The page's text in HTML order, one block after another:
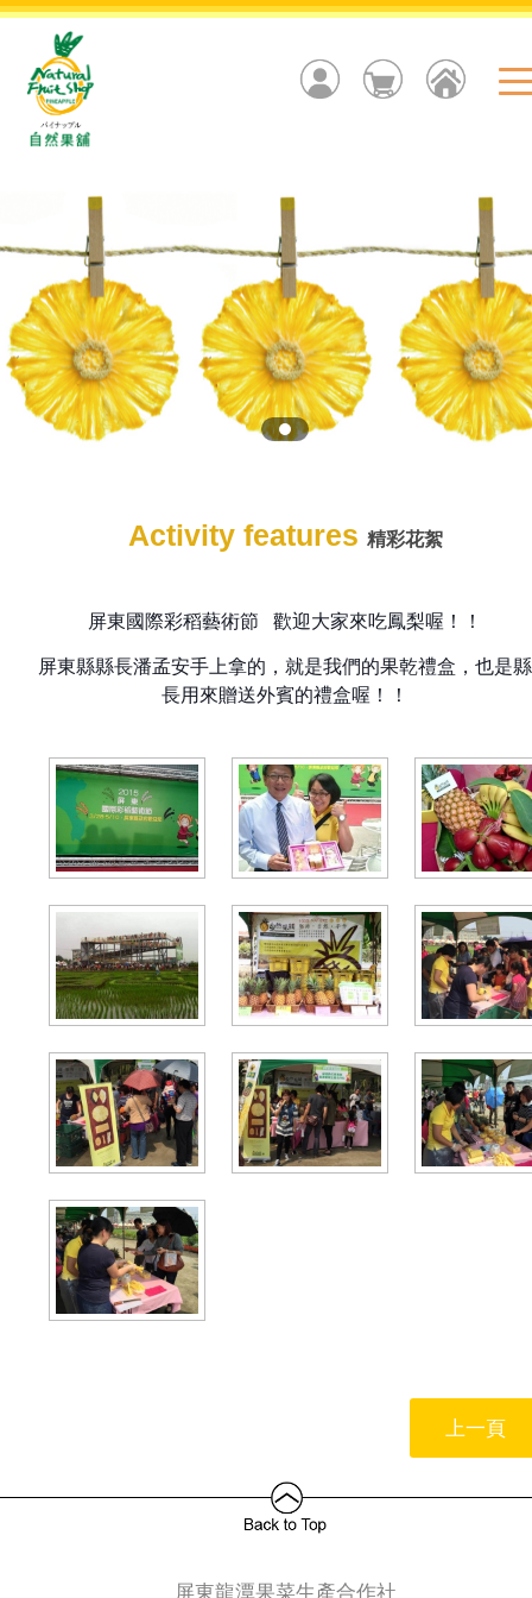
Activity features 精彩花絮
屏東國際彩稻藝術節 歡迎大家來吃鳳梨喔！！
屏東縣縣長潘孟安手上拿的， 就是我們的果乾禮盒， 也是縣
長用來贈送外賓的禮盒喔！！
上一頁
屏東龍潭果菜生產合作社